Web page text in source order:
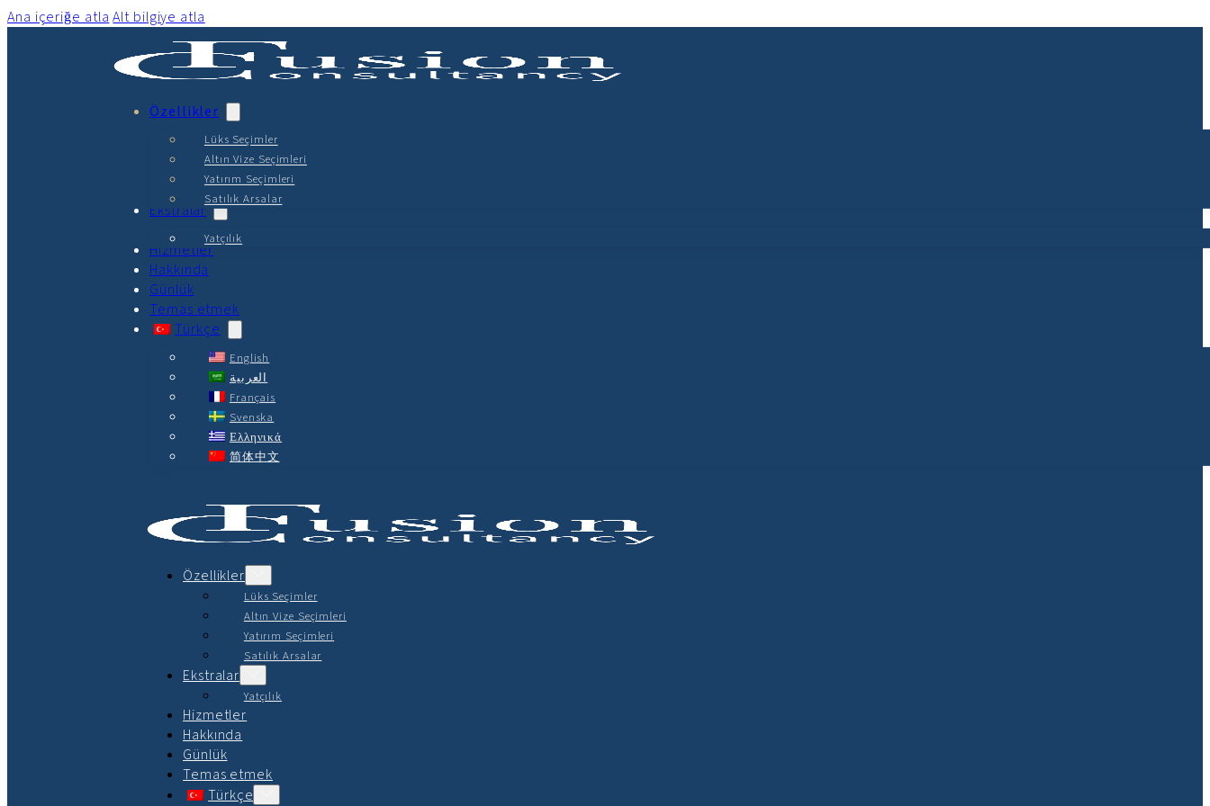
Ana içeriğe atla Alt bilgiye atla
Özellikler
Lüks Seçimler
Altın Vize Seçimleri
Yatırım Seçimleri
Satılık Arsalar
Ekstralar
Yatçılık
Hizmetler
Hakkında
Günlük
Temas etmek
Türkçe
English
العربية
Français
Svenska
Ελληνικά
简体中文
Özellikler
Lüks Seçimler
Altın Vize Seçimleri
Yatırım Seçimleri
Satılık Arsalar
Ekstralar
Yatçılık
Hizmetler
Hakkında
Günlük
Temas etmek
Türkçe